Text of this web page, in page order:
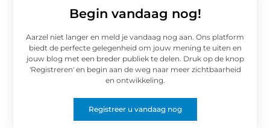
Begin vandaag nog!
Aarzel niet langer en meld je vandaag nog aan. Ons platform
biedt de perfecte gelegenheid om jouw mening te uiten en
jouw blog met een breder publiek te delen. Druk op de knop
'Registreren' en begin aan de weg naar meer zichtbaarheid
en ontwikkeling.
Registreer u vandaag nog